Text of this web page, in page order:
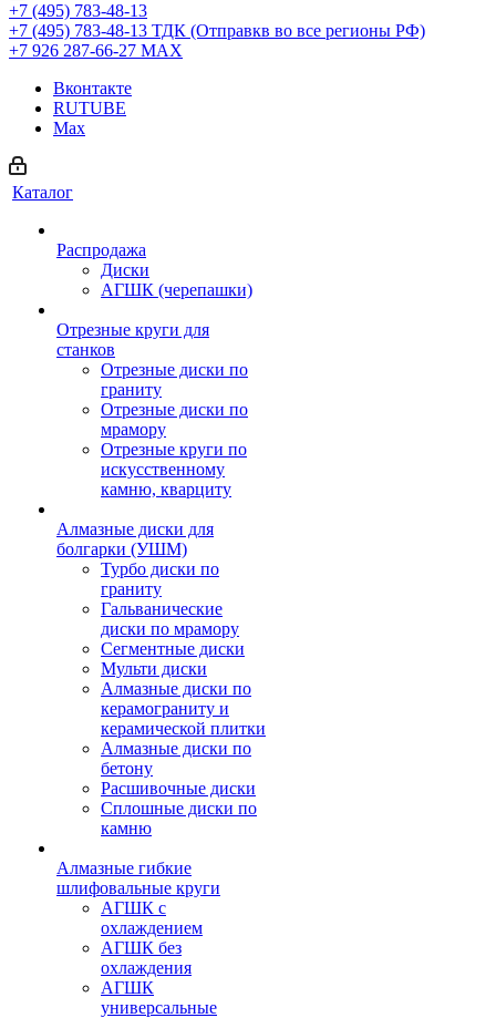
+7 (495) 783-48-13
+7 (495) 783-48-13 ТДК (Отправкв во все регионы РФ)
+7 926 287-66-27 МАХ
Вконтакте
RUTUBE
Max
Каталог
Распродажа
Диски
АГШК (черепашки)
Отрезные круги для
станков
Отрезные диски по
граниту
Отрезные диски по
мрамору
Отрезные круги по
искусственному
камню, кварциту
Алмазные диски для
болгарки (УШМ)
Турбо диски по
граниту
Гальванические
диски по мрамору
Сегментные диски
Мульти диски
Алмазные диски по
керамограниту и
керамической плитки
Алмазные диски по
бетону
Расшивочные диски
Сплошные диски по
камню
Алмазные гибкие
шлифовальные круги
АГШК с
охлаждением
АГШК без
охлаждения
АГШК
универсальные